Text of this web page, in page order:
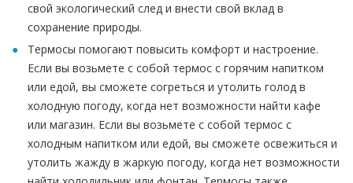
свой экологический след и внести свой вклад в
сохранение природы.
Термосы помогают повысить комфорт и настроение.
Если вы возьмете с собой термос с горячим напитком
или едой, вы сможете согреться и утолить голод в
холодную погоду, когда нет возможности найти кафе
или магазин. Если вы возьмете с собой термос с
холодным напитком или едой, вы сможете освежиться и
утолить жажду в жаркую погоду, когда нет возможности